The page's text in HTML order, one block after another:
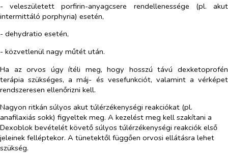
- veleszületett porfirin-anyagcsere rendellenessége (pl. akut
intermittáló porphyria) esetén,
- dehydratio esetén,
- közvetlenül nagy műtét után.
Ha az orvos úgy ítéli meg, hogy hosszú távú dexketoprofén
terápia szükséges, a máj- és vesefunkciót, valamint a vérképet
rendszeresen ellenőrizni kell.
Nagyon ritkán súlyos akut túlérzékenységi reakciókat (pl.
anafilaxiás sokk) figyeltek meg. A kezelést meg kell szakítani a
Dexoblok bevételét követő súlyos túlérzékenységi reakciók első
jeleinek felléptekor. A tünetektől függően orvosi ellátásra lehet
szükség.